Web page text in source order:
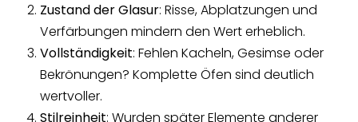
Zustand der Glasur: Risse, Abplatzungen und
Verfärbungen mindern den Wert erheblich.
Vollständigkeit: Fehlen Kacheln, Gesimse oder
Bekrönungen? Komplette Öfen sind deutlich
wertvoller.
Stilreinheit: Wurden später Elemente anderer